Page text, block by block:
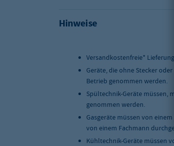
Hinweise
Versandkostenfreie*
Geräte, die ohne Stecker
Betrieb genommen werden.
Spültechnik-Geräte müssen,
genommen werden.
Gasgeräte müssen von
von einem Fachmann
Kühltechnik-Geräte müssen